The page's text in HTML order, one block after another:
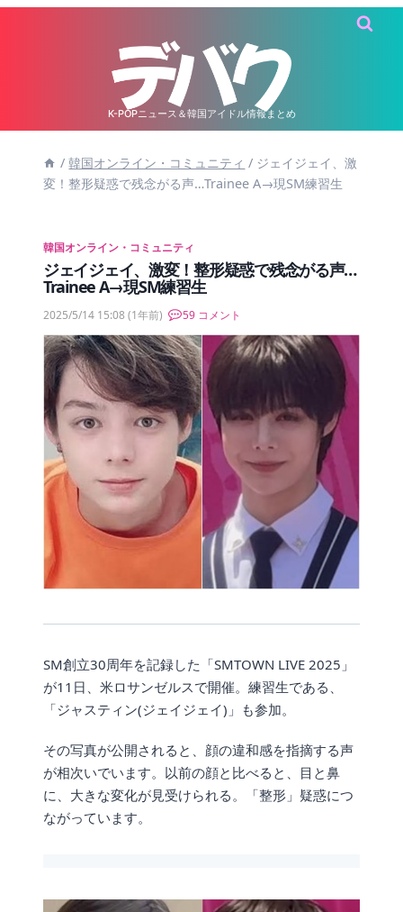
K-POPニュース＆韓国アイドル情報まとめ
/ 韓国オンライン・コミュニティ / ジェイジェイ、激
変！整形疑惑で残念がる声…Trainee A→現SM練習生
韓国オンライン・コミュニティ
ジェイジェイ、激変！整形疑惑で残念がる声…
Trainee A→現SM練習生
2025/5/14 15:08 (1年前) 59 コメント
SM創立30周年を記録した「SMTOWN LIVE 2025」
が11日、米ロサンゼルスで開催。練習生である、
「ジャスティン(ジェイジェイ)」も参加。
その写真が公開されると、顔の違和感を指摘する声
が相次いでいます。以前の顔と比べると、目と鼻
に、大きな変化が見受けられる。「整形」疑惑につ
ながっています。